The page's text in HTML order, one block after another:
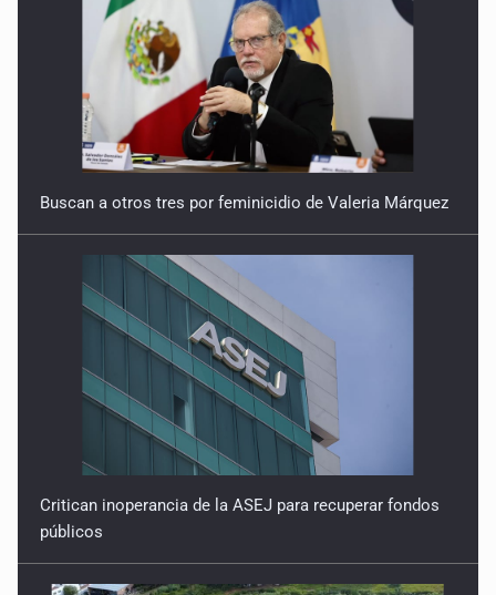
Buscan a otros tres por feminicidio de Valeria Márquez
Critican inoperancia de la ASEJ para recuperar fondos
públicos